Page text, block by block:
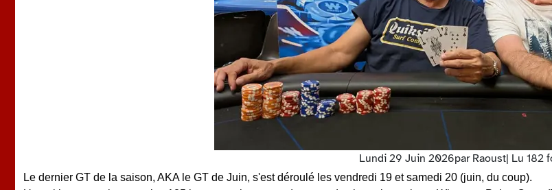
Lundi 29 Juin 2026par Raoust| Lu 182
Le dernier GT de la saison, AKA le GT de Juin, s'est déroulé les vendredi 19 et samedi 20 (juin, du coup).